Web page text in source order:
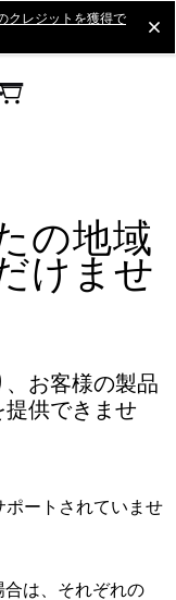
クレジットを獲得で
の地域
けませ
お客様の製品
提供できませ
ポートされていませ
は、それぞれの